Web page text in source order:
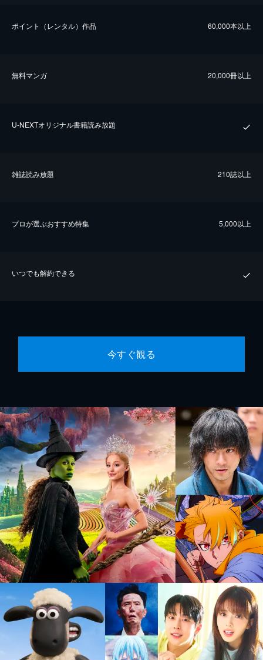
ポイント（レンタル）作品 60,000本以上
無料マンガ 20,000冊以上
U-NEXTオリジナル書籍読み放題
雑誌読み放題 210誌以上
プロが選ぶおすすめ特集 5,000以上
いつでも解約できる
今すぐ観る